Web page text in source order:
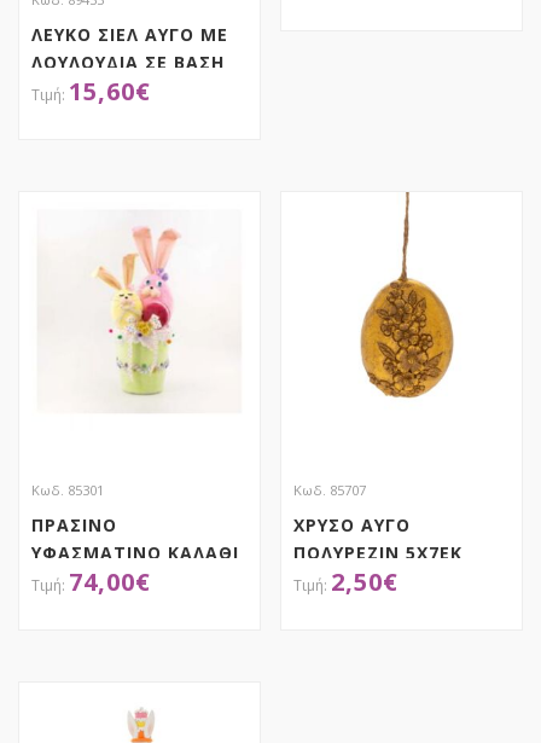
ΛΕΥΚΟ ΣΙΕΛ ΑΥΓΟ ΜΕ
ΛΟΥΛΟΥΔΙΑ ΣΕ ΒΑΣΗ
18ΕΚ ΔΙΑΚΟΣΜΗΤΙΚΟ
15,60€
Κωδ. 85301
ΠΡΑΣΙΝΟ
ΥΦΑΣΜΑΤΙΝΟ ΚΑΛΑΘΙ
ΜΕ ΠΟΛΥΧΡΩΜΑ ΜΕ 2
74,00€
Κωδ. 85707
ΧΡΥΣΟ ΑΥΓΟ
ΠΟΛΥΡΕΖΙΝ 5Χ7ΕΚ
2,50€